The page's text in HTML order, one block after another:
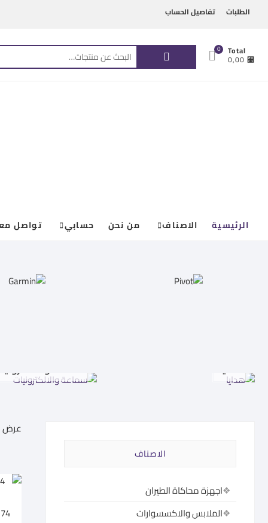
contentالطلبات تفاصيل الحساب
عن:
0 Total
⃁ 0,00
الرئيسية الاصناف من نحن حسابي تواصل
سماعة والالكترونيات هدايا
عرض 1–60 من أصل 585 نتيجة
الاصناف
اجهزة محاكاة الطيران
الملابس والاكسسوارات